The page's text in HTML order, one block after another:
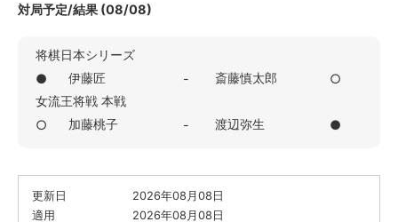
対局予定/結果 (08/08)
将棋日本シリーズ
●
伊藤匠 - 斎藤慎太郎
○
女流王将戦 本戦
○
加藤桃子 - 渡辺弥生 ●
更新日
2026年08月08日
適用
2026年08月08日